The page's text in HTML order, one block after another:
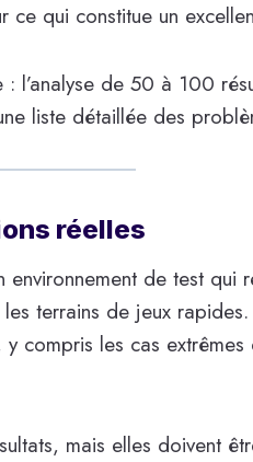
qui constitue un
l’analyse de 50 à 100
liste détaillée des
réelles
de test qui
terrains de jeux
compris les cas extrêmes
mais elles doivent